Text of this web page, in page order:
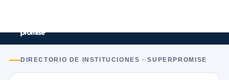
DIRECTORIO DE INSTITUCIONES · SUPERPROMISE